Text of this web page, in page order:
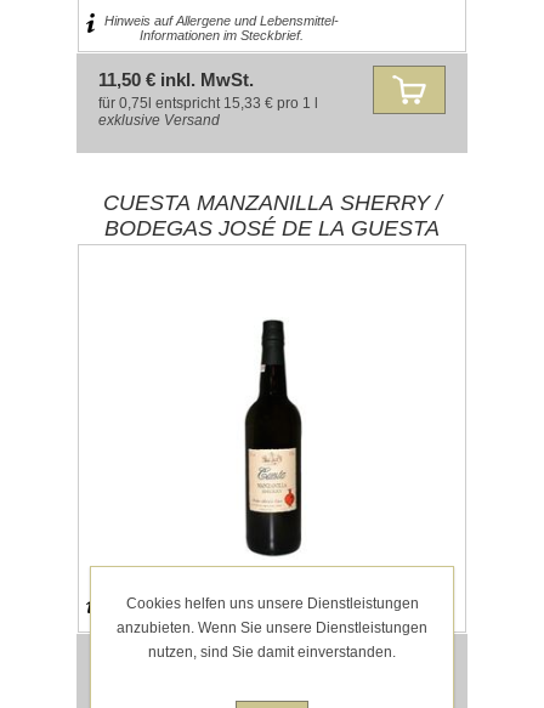
Hinweis auf Allergene und Lebensmittel-
Informationen im Steckbrief.
11,50 € inkl. MwSt.
für 0,75l entspricht 15,33 € pro 1 l
exklusive Versand
CUESTA MANZANILLA SHERRY /
BODEGAS JOSÉ DE LA GUESTA
Hinweis auf Allergene und Lebensmittel-
9,95 € inkl. MwSt.
Cookies helfen uns unsere Dienstleistungen
anzubieten. Wenn Sie unsere Dienstleistungen
nutzen, sind Sie damit einverstanden.